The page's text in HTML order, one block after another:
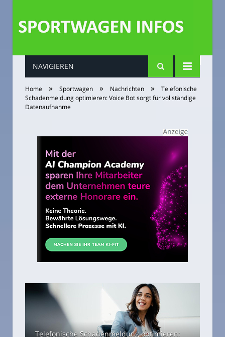
NAVIGIEREN
Home » Sportwagen » Nachrichten »
Telefonische
Schadenmeldung optimieren: Voice Bot sorgt für vollständige
Datenaufnahme
Telefonische Schadenmeldung optimieren: